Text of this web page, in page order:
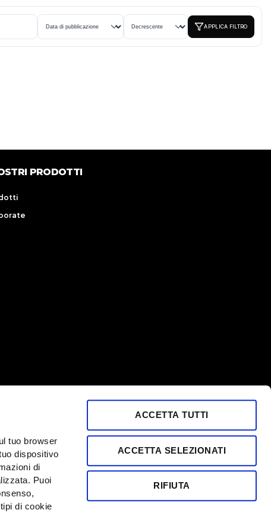
tuo browser
dispositivo
di
Puoi
di cookie
ACCETTA TUTTI
ACCETTA SELEZIONATI
RIFIUTA
APPLICA FILTRO
PRODOTTI
1957443
MI 1939709